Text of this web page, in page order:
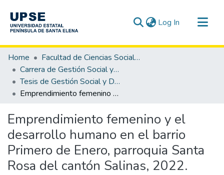
Log In (current)
Communities & Collections
All of DSpace
Statistics
Home
Facultad de Ciencias Sociales y de la Salud
Carrera de Gestión Social y Desarrollo
Tesis de Gestión Social y Desarrollo
Emprendimiento femenino y el desarrollo humano en el barrio Primero de Enero, parroquia Santa Rosa del cantón Salinas, 2022.
Emprendimiento femenino y el
desarrollo humano en el barrio
Primero de Enero, parroquia Santa
Rosa del cantón Salinas, 2022.